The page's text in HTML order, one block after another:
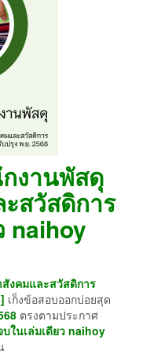
งานพัสดุ
สวัสดิการ
naihoy
งคมและสวัสดิการ
เก็งข้อสอบออกบ่อยสุด
ตรงตามประกาศ
ในเล่มเดียว naihoy